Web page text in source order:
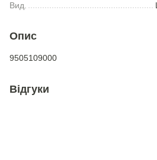
Вид.
Опис
9505109000
Відгуки